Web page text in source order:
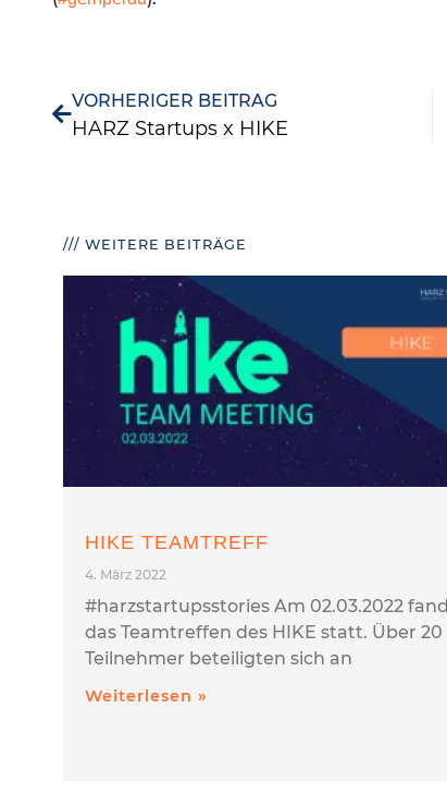
VORHERIGER BEITRAG
HARZ Startups x HIKE
/// WEITERE BEITRÄGE
HIKE TEAMTREFF
4. März 2022
#harzstartupsstories Am 02.03.2022 fand
das Teamtreffen des HIKE statt. Über 20
Teilnehmer beteiligten sich an
Weiterlesen »